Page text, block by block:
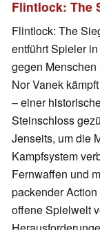
Flintlock: The
Flintlock: The
entführt Spieler
gegen
Nor Vanek
– einer
Steinschloss
Jenseits, um die
Kampfsystem
Fernwaffen und
packender
offene Spielwelt